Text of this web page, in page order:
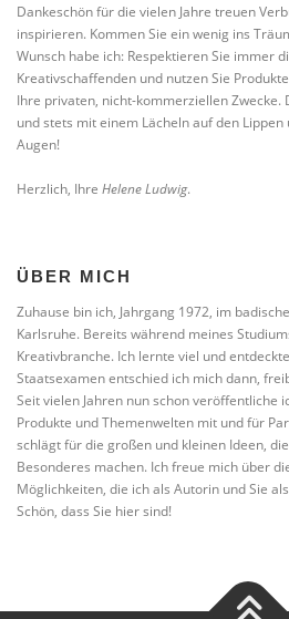
Dankeschön für die vielen Jahre treuen
inspirieren. Kommen Sie ein wenig ins
Wunsch habe ich: Respektieren Sie immer
Kreativschaffenden und nutzen Sie
Ihre privaten, nicht-kommerziellen Zwecke.
und stets mit einem Lächeln auf den
Augen!
Herzlich, Ihre Helene Ludwig.
ÜBER MICH
Zuhause bin ich, Jahrgang 1972, im
Karlsruhe. Bereits während meines
Kreativbranche. Ich lernte viel und
Staatsexamen entschied ich mich dann,
Seit vielen Jahren nun schon veröffentliche
Produkte und Themenwelten mit und für
schlägt für die großen und kleinen Ideen,
Besonderes machen. Ich freue mich über
Möglichkeiten, die ich als Autorin und Sie
Schön, dass Sie hier sind!